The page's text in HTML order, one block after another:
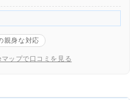
親身な対応
ップで口コミを見る